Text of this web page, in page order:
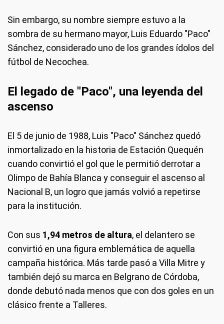
Sin embargo, su nombre siempre estuvo a la
sombra de su hermano mayor, Luis Eduardo "Paco"
Sánchez, considerado uno de los grandes ídolos del
fútbol de Necochea.
El legado de "Paco", una leyenda del
ascenso
El 5 de junio de 1988, Luis "Paco" Sánchez quedó
inmortalizado en la historia de Estación Quequén
cuando convirtió el gol que le permitió derrotar a
Olimpo de Bahía Blanca y conseguir el ascenso al
Nacional B, un logro que jamás volvió a repetirse
para la institución.
Con sus 1,94 metros de altura, el delantero se
convirtió en una figura emblemática de aquella
campaña histórica. Más tarde pasó a Villa Mitre y
también dejó su marca en Belgrano de Córdoba,
donde debutó nada menos que con dos goles en un
clásico frente a Talleres.